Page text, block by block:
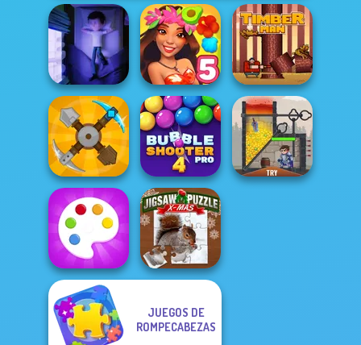
Cursed Dreams Hawaii Match 5 Timberman
Craft Drill
Bubble Shooter
Pro 4
Fun Colors
Jigsaw Puzzle
JUEGOS DE
ROMPECABEZAS